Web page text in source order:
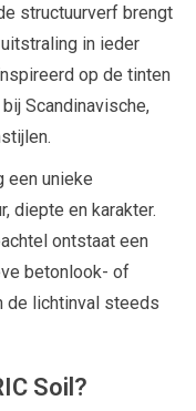
structuurverf brengt
in ieder
op de tinten
Scandinavische,
een unieke
diepte en karakter.
ontstaat een
betonlook- of
de lichtinval steeds
Soil?